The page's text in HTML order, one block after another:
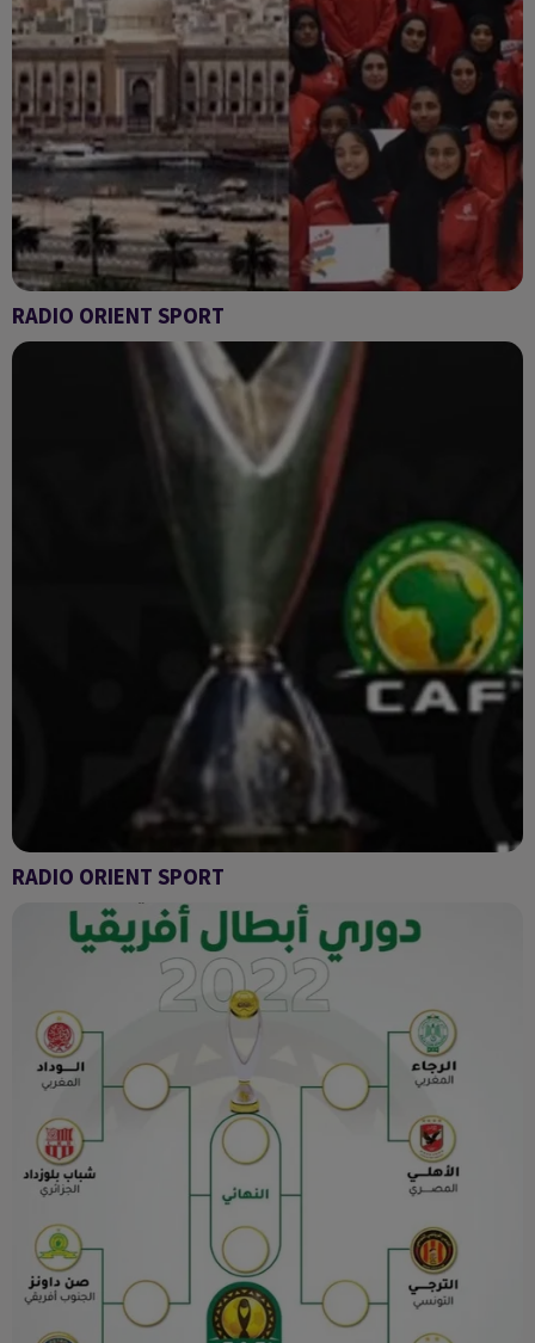
RADIO ORIENT SPORT
Radio Orient sport
RADIO ORIENT SPORT
Radio Orient sport